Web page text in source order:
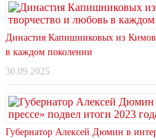
Династия Капишниковых из
в каждом поколении
30.09.2025
Губернатор Алексей Дюмин в